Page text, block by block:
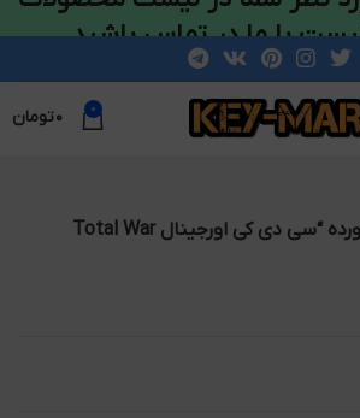
0 ۰تومان
محصولات برچسب خورده “سی دی کی اورجینال Total War
با ما در تماس باشید